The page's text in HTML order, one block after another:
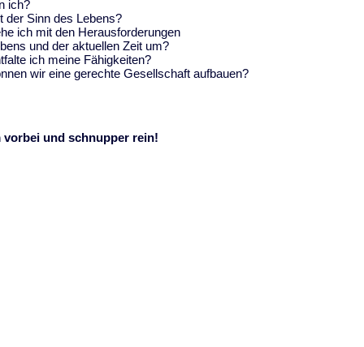
ich?
der Sinn des Lebens?
ich mit den Herausforderungen
und der aktuellen Zeit um?
ich meine Fähigkeiten?
wir eine gerechte Gesellschaft aufbauen?
und schnupper rein!